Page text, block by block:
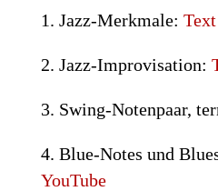
1. Jazz-Merkmale: Text
2. Jazz-Improvisation:
3. Swing-Notenpaar,
4. Blue-Notes und
YouTube